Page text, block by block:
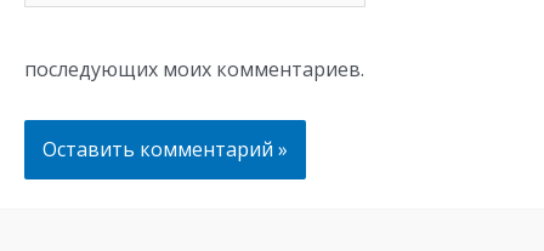
последующих моих комментариев.